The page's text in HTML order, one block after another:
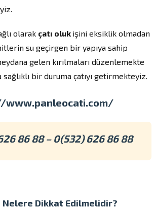
olarak çatı oluk işini eksiklik olmadan
su geçirgen bir yapıya sahip
gelen kırılmaları düzenlemekte
bir duruma çatıyı getirmekteyiz.
www.panleocati.com/
86 88 – 0(532) 626 86 88
Nelere Dikkat Edilmelidir?